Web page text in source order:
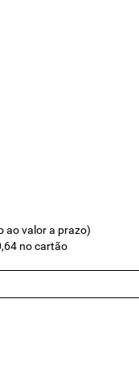
ao valor a prazo)
no cartão